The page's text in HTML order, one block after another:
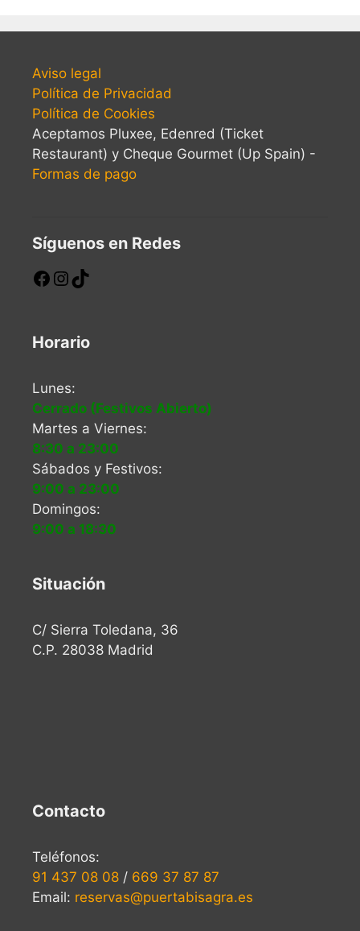
Aviso legal
Política de Privacidad
Política de Cookies
Aceptamos Pluxee, Edenred (Ticket
Restaurant) y Cheque Gourmet (Up Spain) -
Formas de pago
Síguenos en Redes
Horario
Lunes:
Cerrado (Festivos Abierto)
Martes a Viernes:
8:30 a 23:00
Sábados y Festivos:
9:00 a 23:00
Domingos:
9:00 a 18:30
Situación
C/ Sierra Toledana, 36
C.P. 28038 Madrid
Contacto
Teléfonos:
91 437 08 08 / 669 37 87 87
Email: reservas@puertabisagra.es